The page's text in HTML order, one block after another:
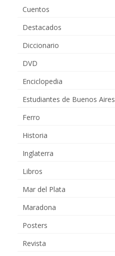
Cuentos
Destacados
Diccionario
DVD
Enciclopedia
Estudiantes de Buenos Aires
Ferro
Historia
Inglaterra
Libros
Mar del Plata
Maradona
Posters
Revista